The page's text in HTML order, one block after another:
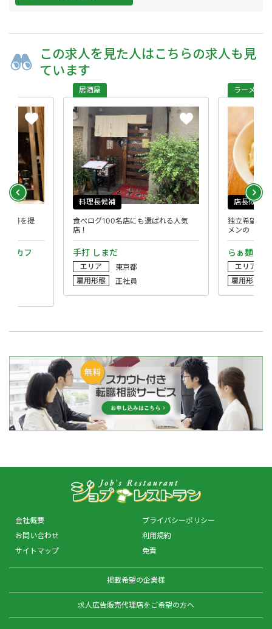
この求人を 見た人はこちらの求人も 見
ています
ズカフ
珈琲を提
手打 しまだ
食べログ100名店にも選ばれる人気
店！
居酒屋
料理長候補
エリア
東京都
雇用形態
正社員
らぁ麺は
独立希望者
メンの
ラーメン
店長候補
エリア
雇用形態
会社概要
お問い合わせ
サイトマップ
プライバシーポリシー
利用規約
免責
掲載希望の企業様
求人広告販売代理店をご希望の方へ